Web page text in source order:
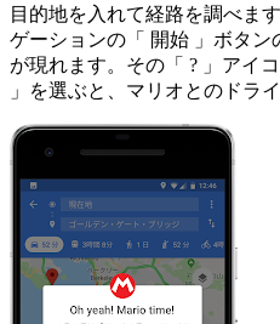
目的地を入れて経路を調べま
ゲーションの「 開始 」ボタン
が現れます。その「 ? 」アイ
」を選ぶと、マリオとのドラ